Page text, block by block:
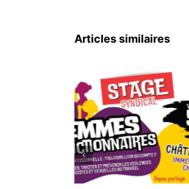
Articles similaires